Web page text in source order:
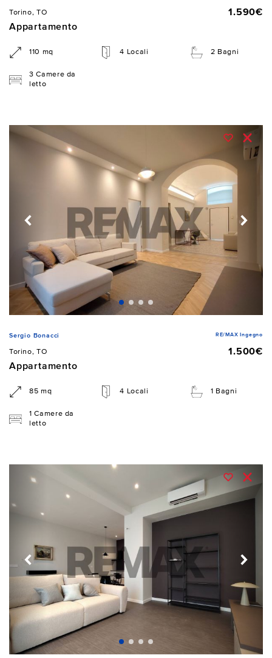
Torino, TO
1.590€
Appartamento
110 mq 4 Locali 2 Bagni
3 Camere da
letto
Sergio Bonacci RE/MAX Ingegno
Torino, TO
1.500€
Appartamento
85 mq 4 Locali 1 Bagni
1 Camere da
letto